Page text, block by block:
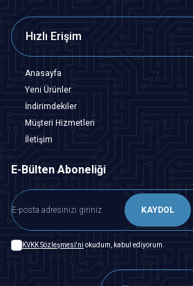
Hızlı Erişim
Anasayfa
Yeni Ürünler
İndirimdekiler
Müşteri Hizmetleri
İletişim
E-Bülten Aboneliği
KAYDOL
KVKK Sözleşmesi'ni okudum, kabul ediyorum.